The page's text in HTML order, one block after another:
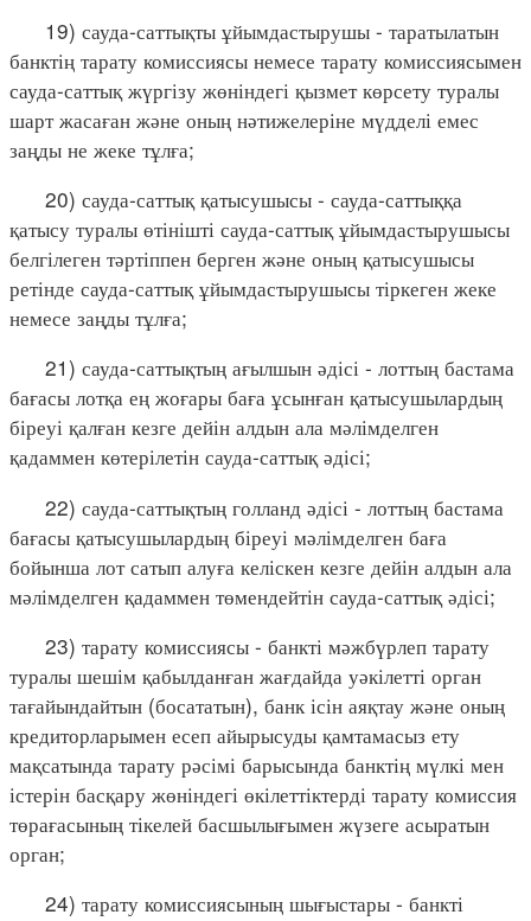
19) сауда-саттықты ұйымдастырушы - таратылатын
банктің тарату комиссиясы немесе тарату комиссиясымен
сауда-саттық жүргізу жөніндегі қызмет көрсету туралы
шарт жасаған және оның нәтижелеріне мүдделі емес
заңды не жеке тұлға;
20) сауда-саттық қатысушысы - сауда-саттыққа
қатысу туралы өтінішті сауда-саттық ұйымдастырушысы
белгілеген тәртіппен берген және оның қатысушысы
ретінде сауда-саттық ұйымдастырушысы тіркеген жеке
немесе заңды тұлға;
21) сауда-саттықтың ағылшын әдісі - лоттың бастама
бағасы лотқа ең жоғары баға ұсынған қатысушылардың
біреуі қалған кезге дейін алдын ала мәлімделген
қадаммен көтерілетін сауда-саттық әдісі;
22) сауда-саттықтың голланд әдісі - лоттың бастама
бағасы қатысушылардың біреуі мәлімделген баға
бойынша лот сатып алуға келіскен кезге дейін алдын ала
мәлімделген қадаммен төмендейтін сауда-саттық әдісі;
23) тарату комиссиясы - банкті мәжбүрлеп тарату
туралы шешім қабылданған жағдайда уәкілетті орган
тағайындайтын (босататын), банк ісін аяқтау және оның
кредиторларымен есеп айырысуды қамтамасыз ету
мақсатында тарату рәсімі барысында банктің мүлкі мен
істерін басқару жөніндегі өкілеттіктерді тарату комиссия
төрағасының тікелей басшылығымен жүзеге асыратын
орган;
24) тарату комиссиясының шығыстары - банкті